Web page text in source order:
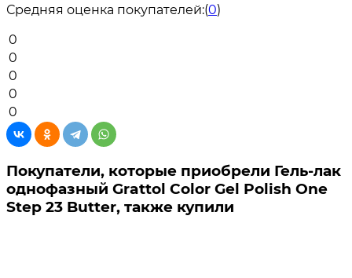
Средняя оценка покупателей:(0)
0
0
0
0
0
Покупатели, которые приобрели Гель-лак
однофазный Grattol Color Gel Polish One
Step 23 Butter, также купили